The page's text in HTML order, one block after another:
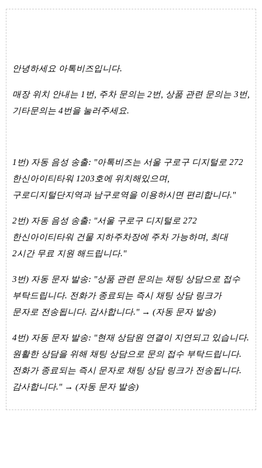
안녕하세요 아톡비즈입니다.
매장 위치 안내는 1번, 주차 문의는 2번, 상품 관련 문의는 3번,
기타문의는 4번을 눌러주세요.
1번) 자동 음성 송출: "아톡비즈는 서울 구로구 디지털로 272
한신아이티타워 1203호에 위치해있으며,
구로디지털단지역과 남구로역을 이용하시면 편리합니다."
2번) 자동 음성 송출: "서울 구로구 디지털로 272
한신아이티타워 건물 지하주차장에 주차 가능하며, 최대
2시간 무료 지원 해드립니다."
3번) 자동 문자 발송: "상품 관련 문의는 채팅 상담으로 접수
부탁드립니다. 전화가 종료되는 즉시 채팅 상담 링크가
문자로 전송됩니다. 감사합니다." → (자동 문자 발송)
4번) 자동 문자 발송: "현재 상담원 연결이 지연되고 있습니다.
원활한 상담을 위해 채팅 상담으로 문의 접수 부탁드립니다.
전화가 종료되는 즉시 문자로 채팅 상담 링크가 전송됩니다.
감사합니다." → (자동 문자 발송)